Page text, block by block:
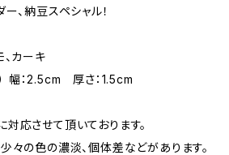
、納豆スペシャル！
、カーキ
幅：2.5cm 厚さ：1.5cm
応させて頂いております。
々の色の濃淡、個体差などがあります。